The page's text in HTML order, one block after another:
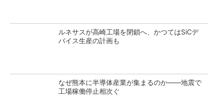
ルネサスが高崎工場を閉鎖へ、かつてはSiCデ
バイス生産の計画も
なぜ熊本に半導体産業が集まるのか――地震で
工場稼働停止相次ぐ